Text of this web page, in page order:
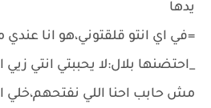
يدها
=في اي انتو قلقتوني،هو انا
_احتضنها بلال:لا يحببتي انتي
مش حابب احنا اللي نفتحهم،خلي